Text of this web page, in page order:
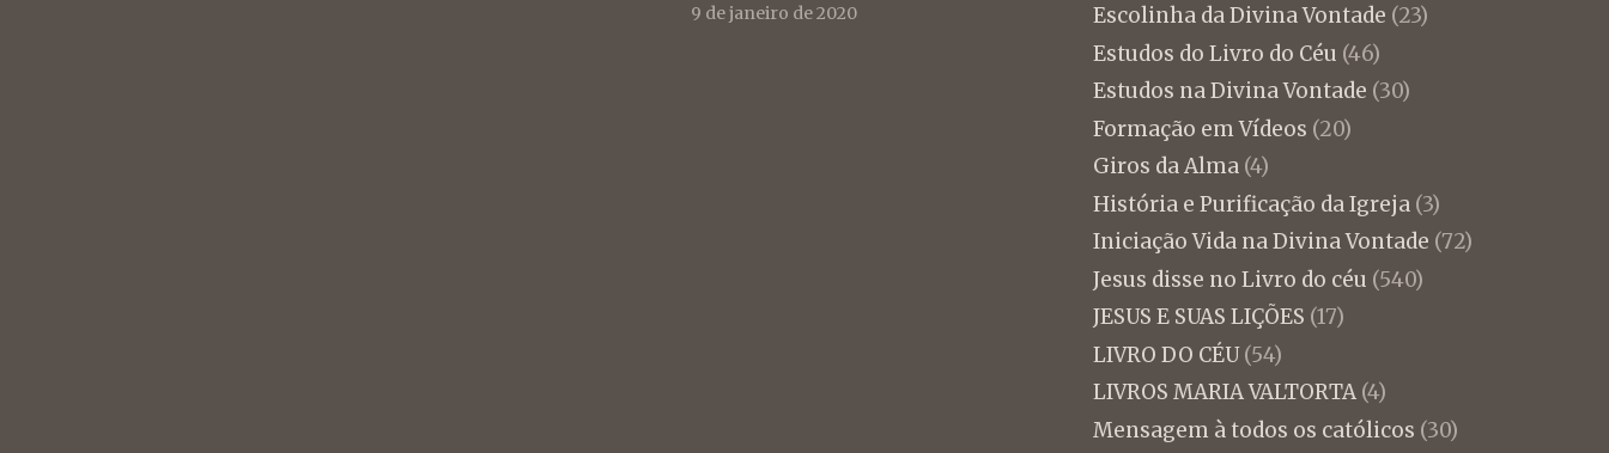
9 de janeiro de 2020
Escolinha da Divina Vontade (23)
Estudos do Livro do Céu (46)
Estudos na Divina Vontade (30)
Formação em Vídeos (20)
Giros da Alma(4)
História e Purificação da Igreja(3)
Iniciação Vida na Divina Vontade (72)
Jesus disse no Livro do céu (540)
JESUS E SUAS LIÇÕES (17)
LIVRO DO CÉU(54)
LIVROS MARIA VALTORTA(4)
Mensagem à todos os católicos (30)